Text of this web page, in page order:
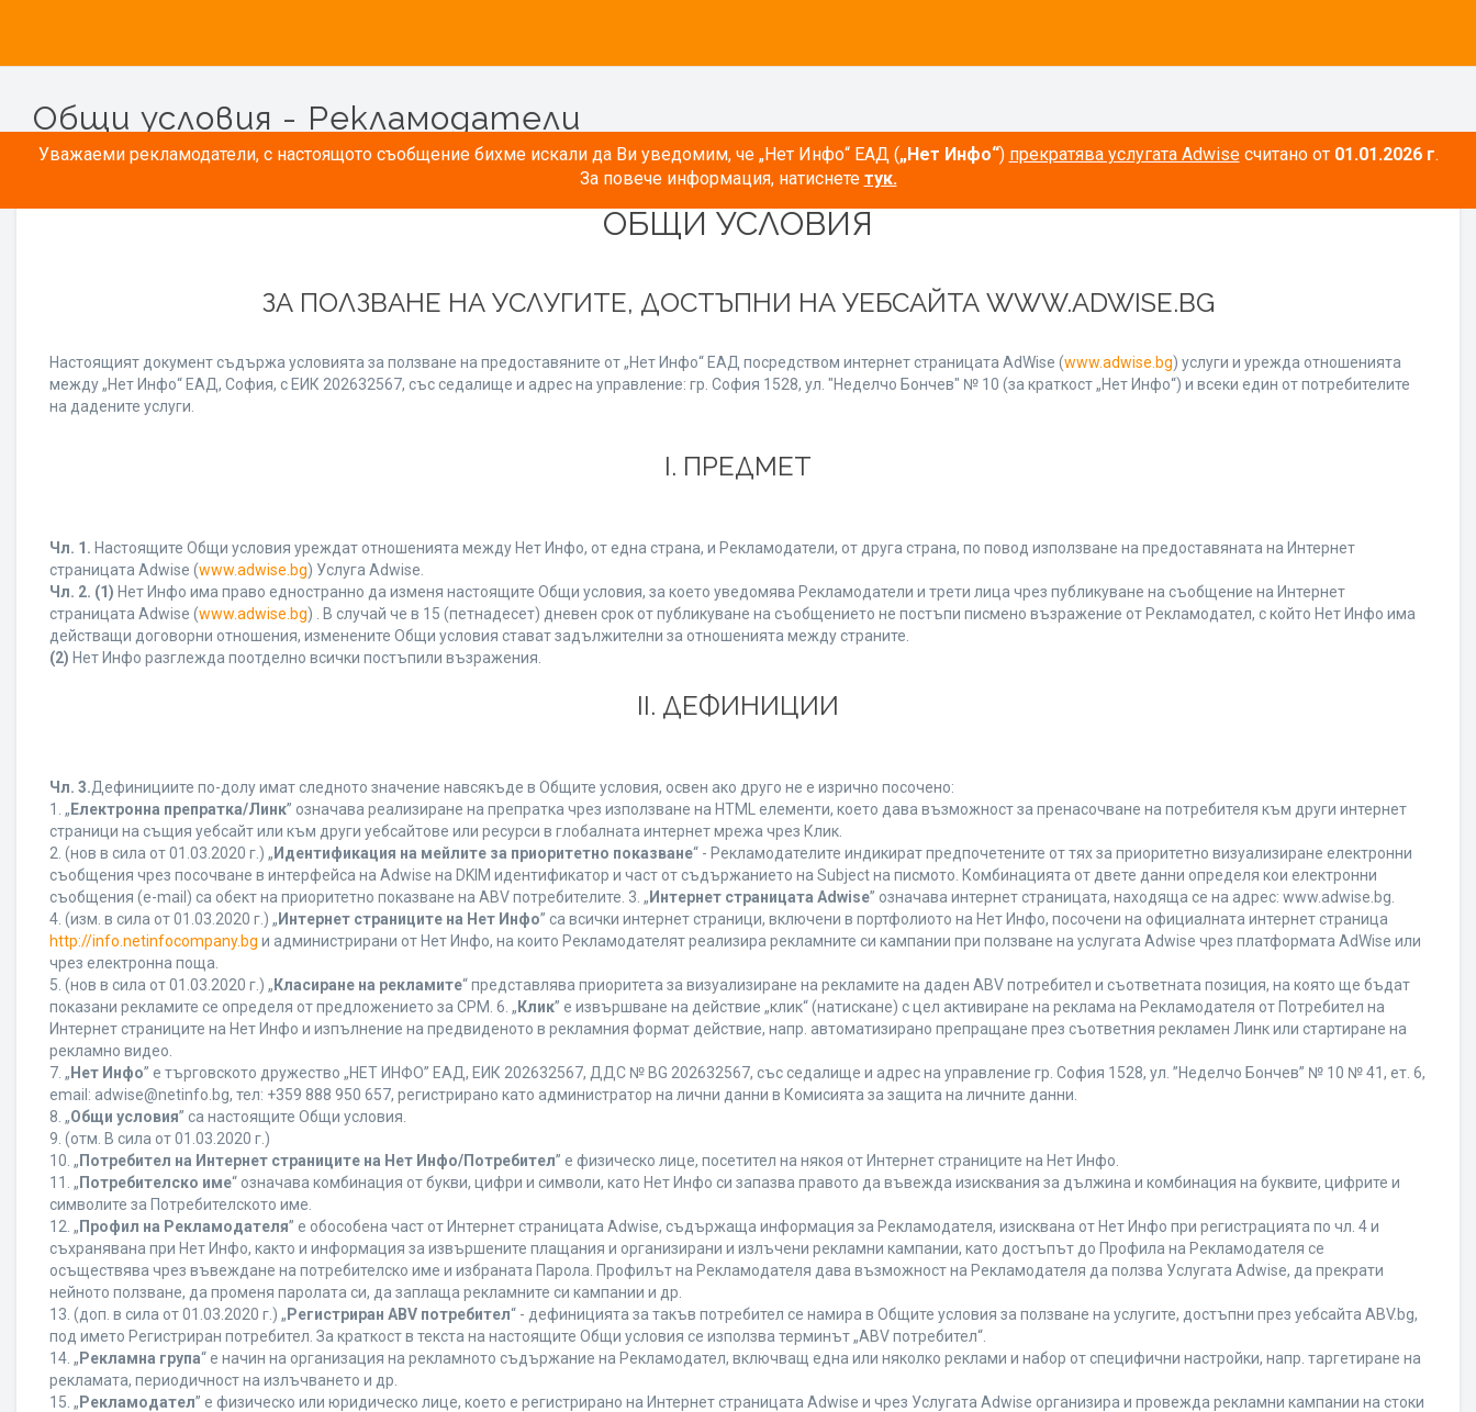
Уважаеми рекламодатели, с настоящото съобщение бихме искали да Ви уведомим, че „Нет Инфо“ ЕАД („Нет Инфо“) прекратява услугата Adwiseсчитано от 01.01.2026 г.
За повече информация, натиснете тук.
Общи условия - Рекламодатели
ОБЩИ УСЛОВИЯ
ЗА ПОЛЗВАНЕ НА УСЛУГИТЕ, ДОСТЪПНИ НА УЕБСАЙТА WWW.ADWISE.BG
Настоящият документ съдържа условията за ползване на предоставяните от „Нет Инфо“ ЕАД посредством интернет страницата AdWise (www.adwise.bg) услуги и урежда отношенията
между „Нет Инфо“ ЕАД, София, с ЕИК 202632567, със седалище и адрес на управление: гр. София 1528, ул. "Неделчо Бончев" № 10 (за краткост „Нет Инфо“) и всеки един от потребителите
на дадените услуги.
І. ПРЕДМЕТ
Чл. 1. Настоящите Общи условия уреждат отношенията между Нет Инфо, от една страна, и Рекламодатели, от друга страна, по повод използване на предоставяната на Интернет
страницата Adwise (www.adwise.bg) Услуга Adwise.
Чл. 2. (1) Нет Инфо има право едностранно да изменя настоящите Общи условия, за което уведомява Рекламодатели и трети лица чрез публикуване на съобщение на Интернет
страницата Adwise (www.adwise.bg) . В случай че в 15 (петнадесет) дневен срок от публикуване на съобщението не постъпи писмено възражение от Рекламодател, с който Нет Инфо има
действащи договорни отношения, изменените Общи условия стават задължителни за отношенията между страните.
(2) Нет Инфо разглежда поотделно всички постъпили възражения.
ІІ. ДЕФИНИЦИИ
Чл. 3.Дефинициите по-долу имат следното значение навсякъде в Общите условия, освен ако друго не е изрично посочено:
1. „ Електронна препратка/Линк” означава реализиране на препратка чрез използване на HTML елементи, което дава възможност за пренасочване на потребителя към други интернет
страници на същия уебсайт или към други уебсайтове или ресурси в глобалната интернет мрежа чрез Клик.
2. (нов в сила от 01.03.2020 г.) „ Идентификация на мейлите за приоритетно показване“ - Рекламодателите индикират предпочетените от тях за приоритетно визуализиране електронни
съобщения чрез посочване в интерфейса на Adwise на DKIM идентификатор и част от съдържанието на Subject на писмото. Комбинацията от двете данни определя кои електронни
съобщения (e-mail) са обект на приоритетно показване на ABV потребителите. 3. „ Интернет страницата Adwise” означава интернет страницата, находяща се на адрес: www.adwise.bg.
4. (изм. в сила от 01.03.2020 г.) „ Интернет страниците на Нет Инфо” са всички интернет страници, включени в портфолиото на Нет Инфо, посочени на официалната интернет страница
http://info.netinfocompany.bg и администрирани от Нет Инфо, на които Рекламодателят реализира рекламните си кампании при ползване на услугата Adwise чрез платформата AdWise или
чрез електронна поща.
5. (нов в сила от 01.03.2020 г.) „ Класиране на рекламите“ представлява приоритета за визуализиране на рекламите на даден ABV потребител и съответната позиция, на която ще бъдат
показани рекламите се определя от предложението за CPM. 6. „ Клик” е извършване на действие „клик“ (натискане) с цел активиране на реклама на Рекламодателя от Потребител на
Интернет страниците на Нет Инфо и изпълнение на предвиденото в рекламния формат действие, напр. автоматизирано препращане през съответния рекламен Линк или стартиране на
рекламно видео.
7. „ Нет Инфо” е търговското дружество „НЕТ ИНФО” ЕАД, ЕИК 202632567, ДДС № BG 202632567, със седалище и адрес на управление гр. София 1528, ул. ”Неделчо Бончев” № 10 № 41, ет. 6,
еmail: adwise@netinfo.bg, тел: +359 888 950 657, регистрирано като администратор на лични данни в Комисията за защита на личните данни.
8. „Общи условия” са настоящите Общи условия.
9. (отм. В сила от 01.03.2020 г.)
10. „ Потребител на Интернет страниците на Нет Инфо/Потребител” е физическо лице, посетител на някоя от Интернет страниците на Нет Инфо.
11. „ Потребителско име“ означава комбинация от букви, цифри и символи, като Нет Инфо си запазва правото да въвежда изисквания за дължина и комбинация на буквите, цифрите и
символите за Потребителското име.
12. „ Профил на Рекламодателя” е обособена част от Интернет страницата Adwise, съдържаща информация за Рекламодателя, изисквана от Нет Инфо при регистрацията по чл. 4 и
съхранявана при Нет Инфо, както и информация за извършените плащания и организирани и излъчени рекламни кампании, като достъпът до Профила на Рекламодателя се
осъществява чрез въвеждане на потребителско име и избраната Парола. Профилът на Рекламодателя дава възможност на Рекламодателя да ползва Услугата Adwise, да прекрати
нейното ползване, да променя паролата си, да заплаща рекламните си кампании и др.
13. (доп. в сила от 01.03.2020 г.) „ Регистриран ABV потребител“ - дефиницията за такъв потребител се намира в Общите условия за ползване на услугите, достъпни през уебсайта ABV.bg,
под името Регистриран потребител. За краткост в текста на настоящите Общи условия се използва терминът „ABV потребител“.
14. „ Рекламна група“ е начин на организация на рекламното съдържание на Рекламодател, включващ една или няколко реклами и набор от специфични настройки, напр. таргетиране на
рекламата, периодичност на излъчването и др.
15. „ Рекламодател” е физическо или юридическо лице, което е регистрирано на Интернет страницата Adwise и чрез Услугата Adwise организира и провежда рекламни кампании на стоки